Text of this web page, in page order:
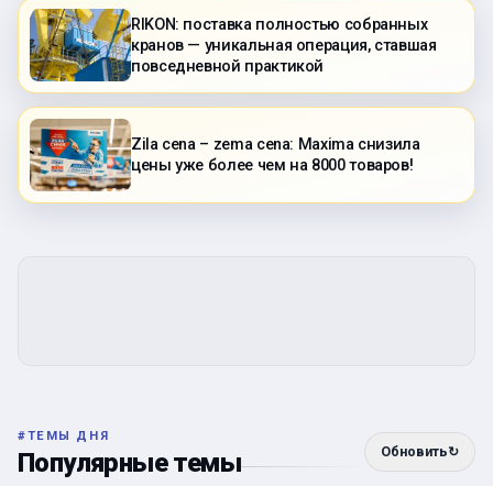
RIKON: поставка полностью собранных
кранов — уникальная операция, ставшая
повседневной практикой
Zila cena – zema cena: Maxima снизила
цены уже более чем на 8000 товаров!
#ТЕМЫ ДНЯ
Популярные темы Обновить↻